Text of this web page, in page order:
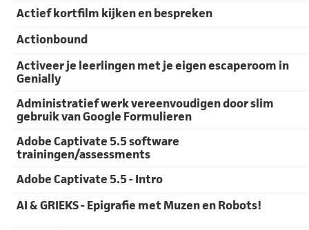
Actief kortfilm kijken en bespreken
Actionbound
Activeer je leerlingen met je eigen escaperoom in
Genially
Administratief werk vereenvoudigen door slim
gebruik van Google Formulieren
Adobe Captivate 5.5 software
trainingen/assessments
Adobe Captivate 5.5 - Intro
AI & GRIEKS - Epigrafie met Muzen en Robots!